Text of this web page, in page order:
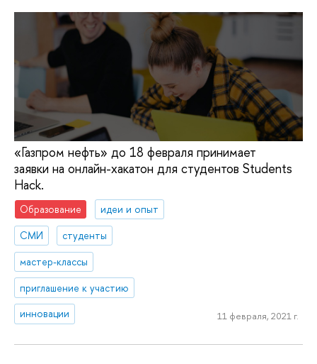
«Газпром нефть» до 18 февраля принимает
заявки на онлайн-хакатон для студентов Students
Hack.
Образование
идеи и опыт
СМИ
студенты
мастер-классы
приглашение к участию
инновации
11 февраля, 2021 г.